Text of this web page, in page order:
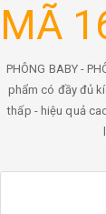
MÃ
PHÔNG BABY -
phẩm có đầy đủ
thấp - hiệu quả